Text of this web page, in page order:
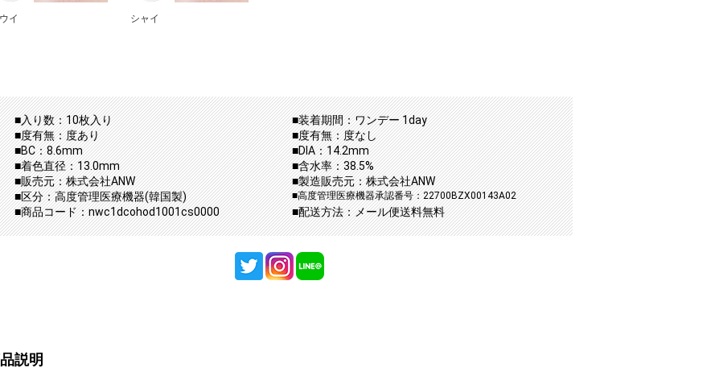
イ シャイ
■入り数：10枚入り
■装着期間：ワンデー 1day
■度有無：度あり
■度有無：度なし
■BC：8.6mm
■DIA：14.2mm
■着色直径：13.0mm
■含水率：38.5%
■販売元：株式会社ANW
■製造販売元：株式会社ANW
■区分：高度管理医療機器(韓国製)
■高度管理医療機器承認番号：22700BZX00143A02
■商品コード：nwc1dcohod1001cs0000 ■配送方法：メール便送料無料
説明